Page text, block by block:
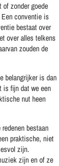
zonder goede
conventie is
bestaat over
over alles telkens
zouden de
belangrijker is dan
is fijn dat we een
nut heen
bestaan
praktische, niet
zijn.
zijn en of ze